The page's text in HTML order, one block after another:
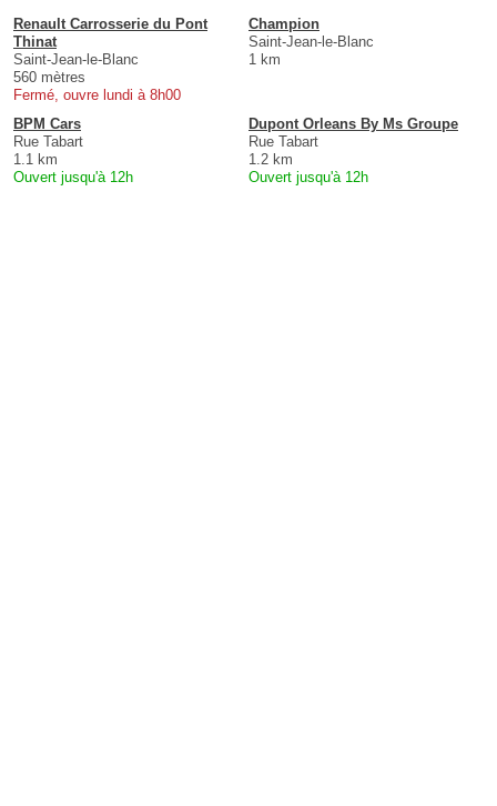
Renault Carrosserie du Pont
Thinat
Saint-Jean-le-Blanc
560 mètres
Fermé, ouvre lundi à 8h00
Champion
Saint-Jean-le-Blanc
1 km
BPM Cars
Rue Tabart
1.1 km
Ouvert jusqu'à 12h
Dupont Orleans By Ms Groupe
Rue Tabart
1.2 km
Ouvert jusqu'à 12h